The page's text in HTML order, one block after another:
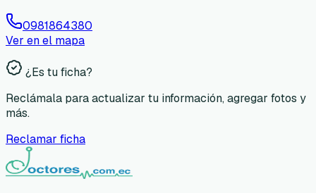
0981864380
Ver en el mapa
¿Es tu ficha?
Reclámala para actualizar tu información, agregar fotos y
más.
Reclamar ficha